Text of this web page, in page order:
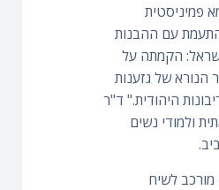
פמיניסטית
עם ההבנות
הקמתה על
הנורא של גזענות
היהודית." ד"ר
ולמודי נשים
לשיח